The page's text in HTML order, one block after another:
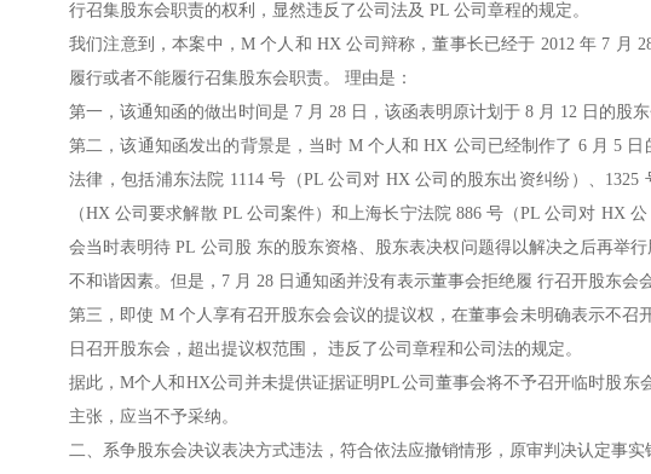
行召集股东会职责的权利，显然违反了公司法及 PL 公司章程的规定。
我们注意到，本案中，M 个人和 HX 公司辩称，董事长已经于 2012 年 7 月
履行或者不能履行召集股东会职责。 理由是：
第一，该通知函的做出时间是 7 月 28 日，该函表明原计划于 8 月 12 日的股
第二，该通知函发出的背景是，当时 M 个人和 HX 公司已经制作了 6 月 5
法律，包括浦东法院 1114 号（PL 公司对 HX 公司的股东出资纠纷）、
（HX 公司要求解散 PL 公司案件）和上海长宁法院 886 号（PL 公司对 HX
会当时表明待 PL 公司股 东的股东资格、股东表决权问题得以解决之后再举
不和谐因素。但是，7 月 28 日通知函并没有表示董事会拒绝履 行召开股东会
第三，即使 M 个人享有召开股东会会议的提议权，在董事会未明确表示不召
日召开股东会，超出提议权范围， 违反了公司章程和公司法的规定。
据此，M个人和HX公司并未提供证据证明PL公司董事会将不予召开临时股
主张，应当不予采纳。
二、系争股东会决议表决方式违法，符合依法应撤销情形，原审判决认定事